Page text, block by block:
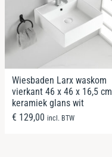
Wiesbaden Larx waskom
vierkant 46 x 46 x 16,5 cm
keramiek glans wit
€ 129,00 incl. BTW